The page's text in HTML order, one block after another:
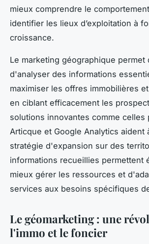
mieux comprendre le
identifier les lieux d’exploitation à
croissance.
Le marketing géographique permet
d'analyser des informations
maximiser les offres immobilières
en ciblant efficacement les
solutions innovantes comme celles
Articque et Google Analytics aident
stratégie d'expansion sur des
informations recueillies permettent
mieux gérer les ressources et
services aux besoins spécifiques
Le géomarketing : une
l'immo et le foncier